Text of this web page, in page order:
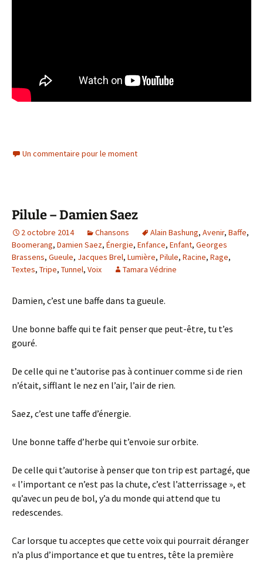
Un commentaire pour le moment
Pilule – Damien Saez
2 octobre 2014 Chansons Alain Bashung, Avenir, Baffe,
Boomerang, Damien Saez, Énergie, Enfance, Enfant, Georges
Brassens, Gueule, Jacques Brel, Lumière, Pilule, Racine, Rage,
Textes, Tripe, Tunnel, Voix Tamara Védrine
Damien, c’est une baffe dans ta gueule.
Une bonne baffe qui te fait penser que peut-être, tu t’es
gouré.
De celle qui ne t’autorise pas à continuer comme si de rien
n’était, sifflant le nez en l’air, l’air de rien.
Saez, c’est une taffe d’énergie.
Une bonne taffe d’herbe qui t’envoie sur orbite.
De celle qui t’autorise à penser que ton trip est partagé, que
« l’important ce n’est pas la chute, c’est l’atterrissage », et
qu’avec un peu de bol, y’a du monde qui attend que tu
redescendes.
Car lorsque tu acceptes que cette voix qui pourrait déranger
n’a plus d’importance et que tu entres, tête la première